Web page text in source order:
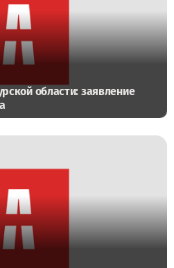
области: заявление